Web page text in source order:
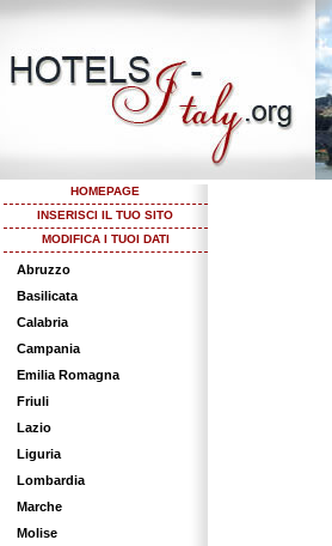
HOMEPAGE
INSERISCI IL TUO SITO
MODIFICA I TUOI DATI
Abruzzo
Basilicata
Calabria
Campania
Emilia Romagna
Friuli
Lazio
Liguria
Lombardia
Marche
Molise